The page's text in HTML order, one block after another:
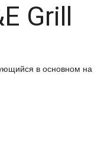
Grill
в основном на